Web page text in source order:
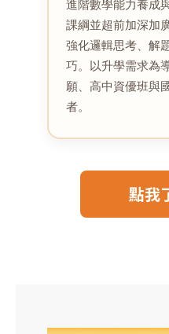
進階數學能力養成
課綱並超前加深加
強化邏輯思考、解
巧。以升學需求為
願、高中資優班與
者。
點我